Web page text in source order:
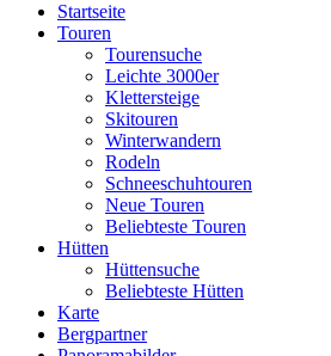
Startseite
Touren
Tourensuche
Leichte 3000er
Klettersteige
Skitouren
Winterwandern
Rodeln
Schneeschuhtouren
Neue Touren
Beliebteste Touren
Hütten
Hüttensuche
Beliebteste Hütten
Karte
Bergpartner